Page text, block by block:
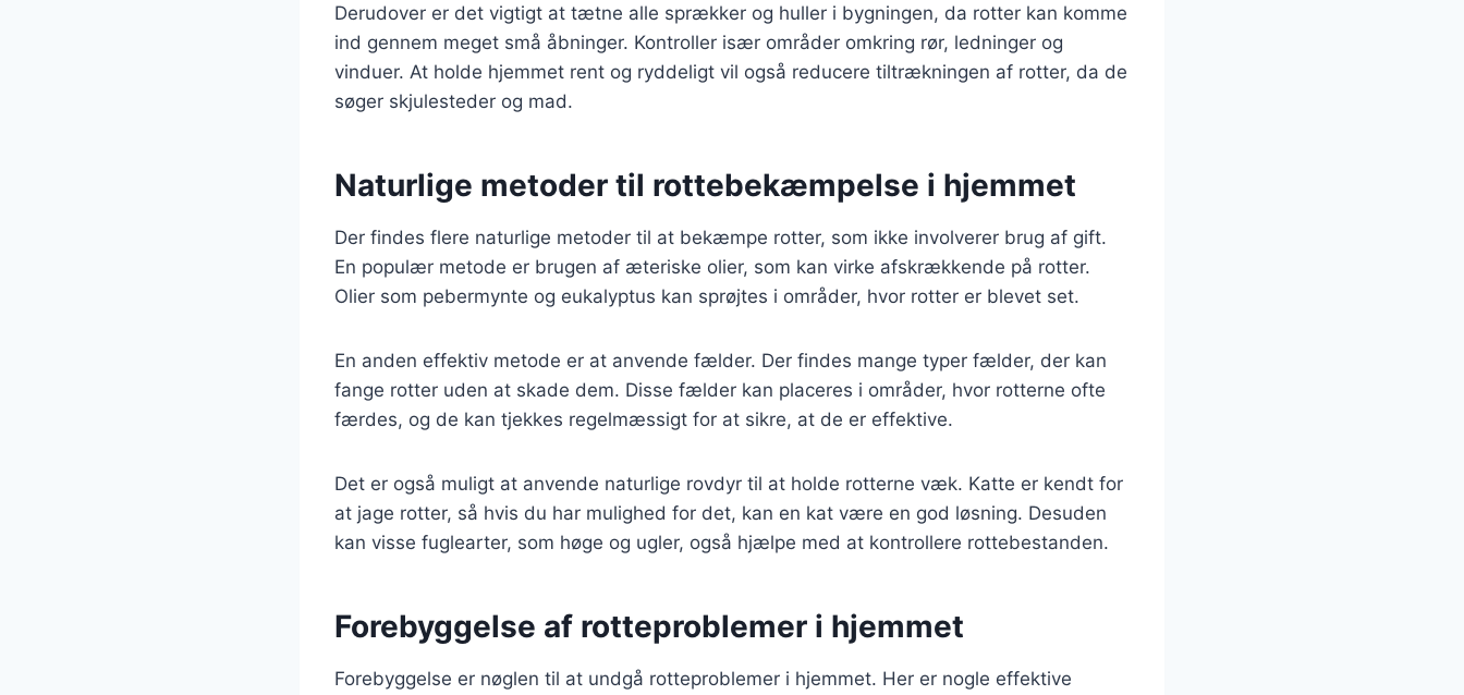
Derudover er det vigtigt at tætne alle sprækker og huller i bygningen, da rotter kan komme
ind gennem meget små åbninger. Kontroller især områder omkring rør, ledninger og
vinduer. At holde hjemmet rent og ryddeligt vil også reducere tiltrækningen af rotter, da de
søger skjulesteder og mad.
Naturlige metoder til rottebekæmpelse i hjemmet
Der findes flere naturlige metoder til at bekæmpe rotter, som ikke involverer brug af gift.
En populær metode er brugen af æteriske olier, som kan virke afskrækkende på rotter.
Olier som pebermynte og eukalyptus kan sprøjtes i områder, hvor rotter er blevet set.
En anden effektiv metode er at anvende fælder. Der findes mange typer fælder, der kan
fange rotter uden at skade dem. Disse fælder kan placeres i områder, hvor rotterne ofte
færdes, og de kan tjekkes regelmæssigt for at sikre, at de er effektive.
Det er også muligt at anvende naturlige rovdyr til at holde rotterne væk. Katte er kendt for
at jage rotter, så hvis du har mulighed for det, kan en kat være en god løsning. Desuden
kan visse fuglearter, som høge og ugler, også hjælpe med at kontrollere rottebestanden.
Forebyggelse af rotteproblemer i hjemmet
Forebyggelse er nøglen til at undgå rotteproblemer i hjemmet. Her er nogle effektive